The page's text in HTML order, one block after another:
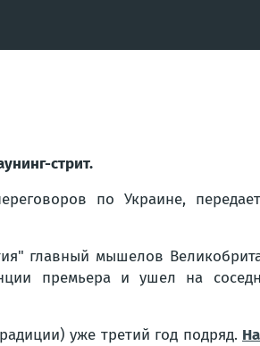
стрит.
по Украине,
главный мышелов
премьера и ушел на
уже третий год подряд.